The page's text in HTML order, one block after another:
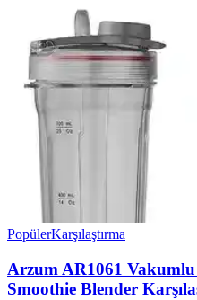
PopülerKarşılaştırma
Arzum AR1061
Smoothie Blender